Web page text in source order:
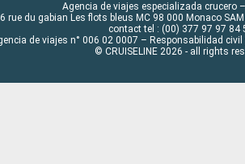
Agencia de viajes especializada crucero –
rue du gabian Les flots bleus MC 98 000 Monaco
contact tel : (00) 377 97 97 84
de viajes n° 006 02 0007 – Responsabilidad
© CRUISELINE 2026 - all rights